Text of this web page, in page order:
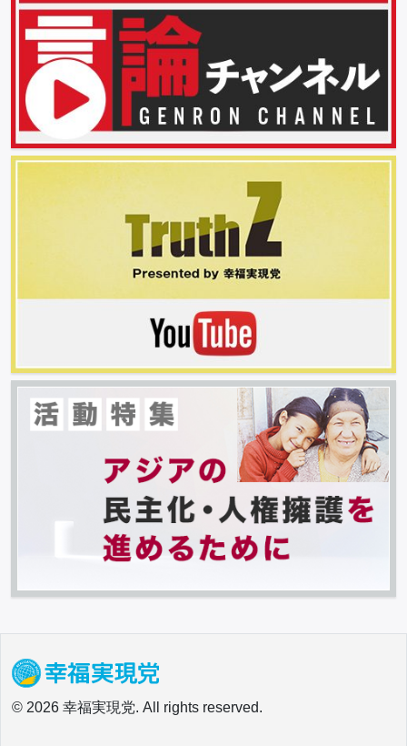
© 2026 幸福実現党. All rights reserved.